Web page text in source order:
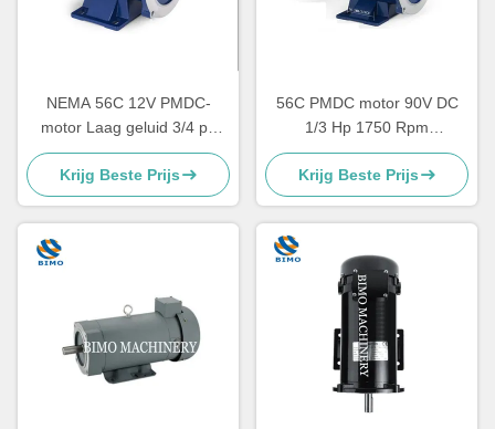
NEMA 56C 12V PMDC-
motor Laag geluid 3/4 pk
1750 tpm Elektrische motor
Krijg Beste Prijs
56C PMDC motor 90V DC
1/3 Hp 1750 Rpm
Elektrische motor IE2
Efficiëntie
Krijg Beste Prijs